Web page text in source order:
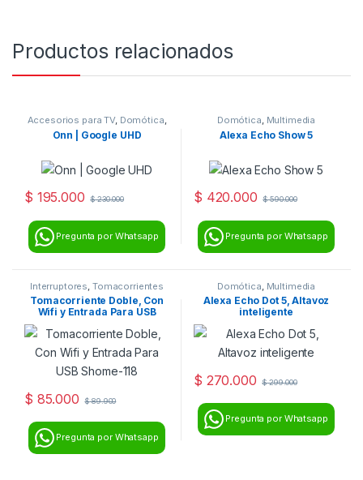
Productos relacionados
Accesorios para TV, Domótica,
Multimedia
Onn | Google UHD
$ 195.000 $230.000
Pregunta por Whatsapp
Domótica, Multimedia
Alexa Echo Show 5
$ 420.000 $590.000
Pregunta por Whatsapp
Interruptores Tomacorrientes
Tomacorriente Doble, Con
Wifi y Entrada Para USB
$ 85.000 $89.900
Pregunta por Whatsapp
Domótica Multimedia
Alexa Echo Dot 5, Altavoz
inteligente
$ 270.000 $299.000
Pregunta por Whatsapp